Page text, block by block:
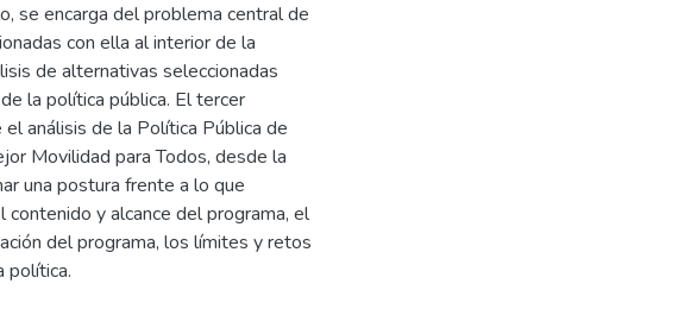
se encarga del problema central de
con ella al interior de la
de alternativas seleccionadas
la política pública. El tercer
análisis de la Política Pública de
Movilidad para Todos, desde la
una postura frente a lo que
y alcance del programa, el
del programa, los límites y retos
política.